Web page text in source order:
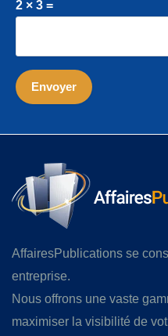
2 × 3 =
AffairesPublications se
entreprise.
Nous offrons une vaste
maximiser la visibilité de